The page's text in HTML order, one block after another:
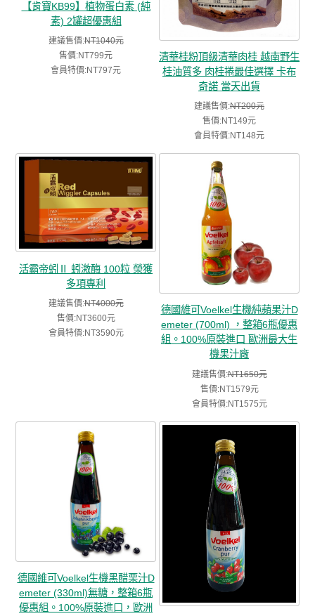
【肯寶KB99】植物蛋白素 (純
素) 2罐超優惠組
建議售價:NT1040元
售價:NT799元
會員特價:NT797元
清華桂粉頂級清華肉桂 越南野生
桂油質多 肉桂捲最佳選擇 卡布
奇諾 當天出貨
建議售價:NT200元
售價:NT149元
會員特價:NT148元
活霸帝蚓Ⅱ 蚓激酶 100粒 榮獲
多項專利
建議售價:NT4000元
售價:NT3600元
會員特價:NT3590元
德國維可Voelkel生機純蘋果汁D
emeter (700ml) ，整箱6瓶優惠
組。100%原裝進口 歐洲最大生
機果汁廠
建議售價:NT1650元
售價:NT1579元
會員特價:NT1575元
德國維可Voelkel生機黑醋栗汁D
emeter (330ml)無糖，整箱6瓶
優惠組。100%原裝進口，歐洲